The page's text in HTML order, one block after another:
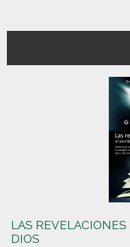
LAS
DIOS